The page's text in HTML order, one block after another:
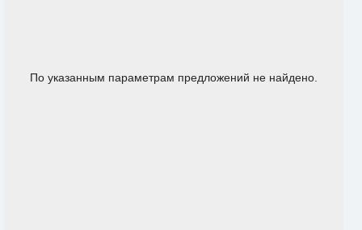
По указанным параметрам предложений не найдено.